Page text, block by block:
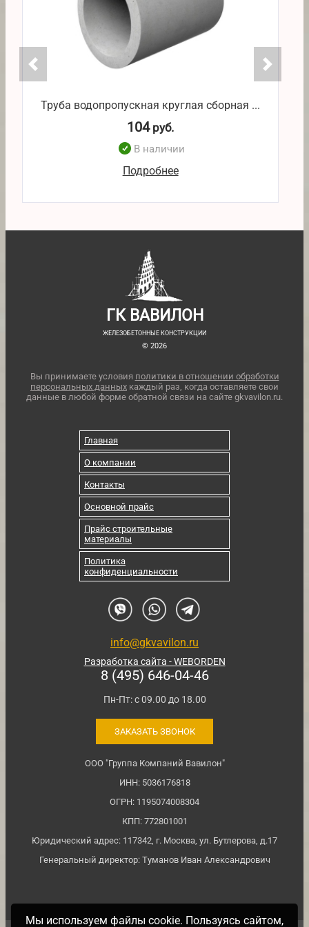
Труба водопропускная круглая сборная ...
104руб.
В наличии
Подробнее
ГК ВАВИЛОН
ЖЕЛЕЗОБЕТОННЫЕ КОНСТРУКЦИИ
© 2026
Вы принимаете условия политики в отношении обработки
персональных данных каждый раз, когда оставляете свои
данные в любой форме обратной связи на сайте gkvavilon.ru.
Главная
О компании
Контакты
Основной прайс
Прайс строительные
материалы
Политика
конфиденциальности
info@gkvavilon.ru
Разработка сайта - WEBORDEN
8 (495) 646-04-46
Пн-Пт: с 09.00 до 18.00
ЗАКАЗАТЬ ЗВОНОК
ООО "Группа Компаний Вавилон"
ИНН: 5036176818
ОГРН: 1195074008304
КПП: 772801001
Юридический адрес: 117342, г. Москва, ул. Бутлерова, д.17
Генеральный директор: Туманов Иван Александрович
Мы используем файлы cookie. Пользуясь сайтом,